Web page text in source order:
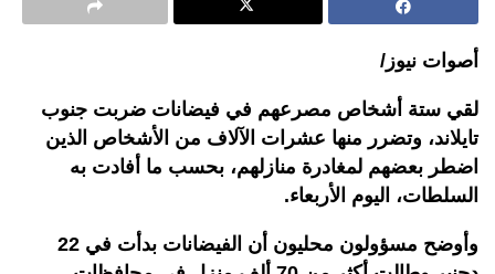
أصوات نيوز/
لقي ستة أشخاص مصرعهم في فيضانات ضربت جنوب
تايلاند، وتضرر منها عشرات الآلاف من الأشخاص الذين
اضطر بعضهم لمغادرة منازلهم، بحسب ما أفادت به
السلطات، اليوم الأربعاء.
وأوضح مسؤولون محليون أن الفيضانات بدأت في 22